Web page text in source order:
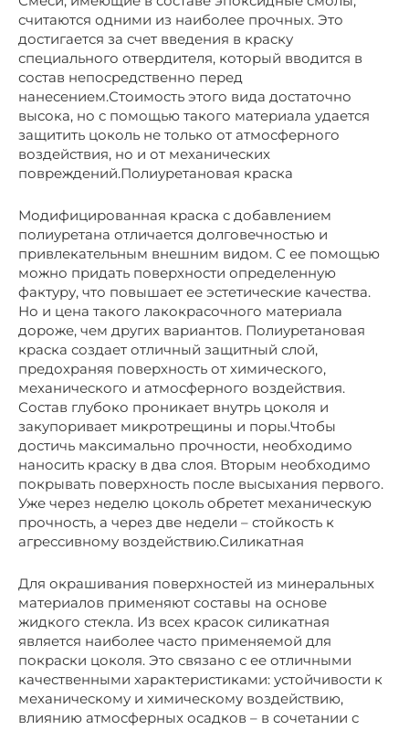
считаются одними из наиболее прочных. Это
достигается за счет введения в краску
специального отвердителя, который вводится в
состав непосредственно перед
нанесением.Стоимость этого вида достаточно
высока, но с помощью такого материала удается
защитить цоколь не только от атмосферного
воздействия, но и от механических
повреждений.Полиуретановая краска
Модифицированная краска с добавлением
полиуретана отличается долговечностью и
привлекательным внешним видом. С ее помощью
можно придать поверхности определенную
фактуру, что повышает ее эстетические качества.
Но и цена такого лакокрасочного материала
дороже, чем других вариантов. Полиуретановая
краска создает отличный защитный слой,
предохраняя поверхность от химического,
механического и атмосферного воздействия.
Состав глубоко проникает внутрь цоколя и
закупоривает микротрещины и поры.Чтобы
достичь максимально прочности, необходимо
наносить краску в два слоя. Вторым необходимо
покрывать поверхность после высыхания первого.
Уже через неделю цоколь обретет механическую
прочность, а через две недели – стойкость к
агрессивному воздействию.Силикатная
Для окрашивания поверхностей из минеральных
материалов применяют составы на основе
жидкого стекла. Из всех красок силикатная
является наиболее часто применяемой для
покраски цоколя. Это связано с ее отличными
качественными характеристиками: устойчивости к
механическому и химическому воздействию,
влиянию атмосферных осадков – в сочетании с